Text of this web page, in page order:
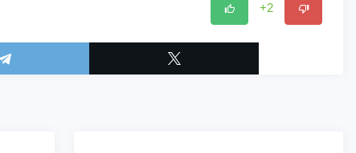
+2